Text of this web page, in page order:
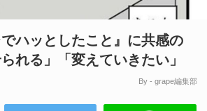
ハッとしたこと』に共感の
れる」「変えていきたい」
By - grape編集部